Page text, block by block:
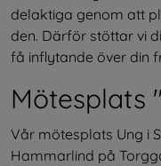
delaktiga genom att
den. Därför stöttar vi
få inflytande över din
Mötesplats
Vår mötesplats Ung i
Hammarlind på